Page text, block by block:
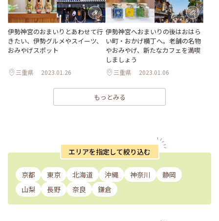
伊勢神宮のおまいりとあわせて行
きたい、伊勢グルメやスイーツ、
おみやげスポット
三重県 2023.01.26
伊勢神宮へおまいりの後はおはら
い町・おかげ横丁へ。老舗の名物
やおみやげ、新たなカフェを満喫
しましょう
三重県 2023.01.06
もっとみる
エリアを指定して絞り込む
京都 東京 北海道 沖縄 神奈川
静岡
山梨
長野 奈良 鎌倉